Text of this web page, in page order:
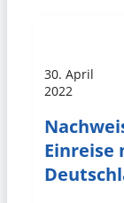
30. April
2022
Einreise